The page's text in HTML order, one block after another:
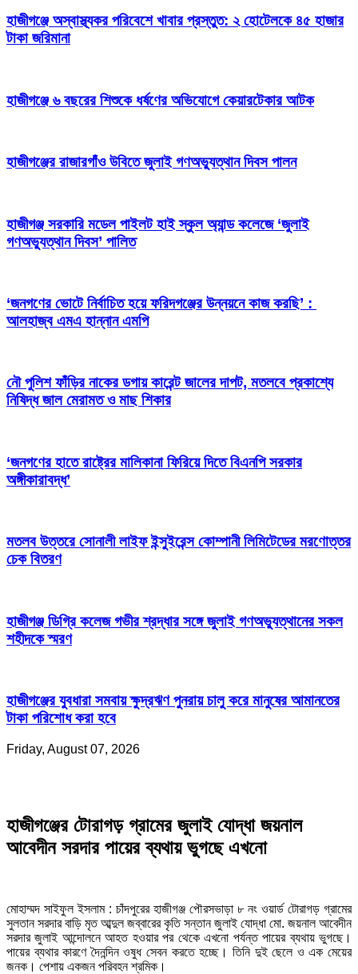
হাজীগঞ্জে অস্বাস্থ্যকর পরিবেশে খাবার প্রস্তুত: ২ হোটেলকে ৪৫ হাজার
টাকা জরিমানা
হাজীগঞ্জে ৬ বছরের শিশুকে ধর্ষণের অভিযোগে কেয়ারটেকার আটক
হাজীগঞ্জের রাজারগাঁও উবিতে জুলাই গণঅভ্যুত্থান দিবস পালন
হাজীগঞ্জ সরকারি মডেল পাইলট হাই স্কুল অ্যান্ড কলেজে ‘জুলাই
গণঅভ্যুত্থান দিবস’ পালিত
‘জনগণের ভোটে নির্বাচিত হয়ে ফরিদগঞ্জের উন্নয়নে কাজ করছি’ :
আলহাজ্ব এমএ হান্নান এমপি
নৌ পুলিশ ফাঁড়ির নাকের ডগায় কারেন্ট জালের দাপট, মতলবে প্রকাশ্যে
নিষিদ্ধ জাল মেরামত ও মাছ শিকার
‘জনগণের হাতে রাষ্ট্রের মালিকানা ফিরিয়ে দিতে বিএনপি সরকার
অঙ্গীকারাবদ্ধ’
মতলব উত্তরে সোনালী লাইফ ইন্সুইরেন্স কোম্পানী লিমিটেডের মরণোত্তর
চেক বিতরণ
হাজীগঞ্জ ডিগ্রি কলেজ গভীর শ্রদ্ধার সঙ্গে জুলাই গণঅভ্যুত্থানের সকল
শহীদকে স্মরণ
হাজীগঞ্জের যুবধারা সমবায় ক্ষুদ্রঋণ পুনরায় চালু করে মানুষের আমানতের
টাকা পরিশোধ করা হবে
Friday, August 07, 2026
হাজীগঞ্জের টোরাগড় গ্রামের জুলাই যোদ্ধা জয়নাল
আবেদীন সরদার পায়ের ব্যথায় ভুগছে এখনো
মোহাম্মদ সাইফুল ইসলাম : চাঁদপুরের হাজীগঞ্জ পৌরসভাড়া ৮ নং ওয়ার্ড টোরাগড় গ্রামের
সুলতান সরদার বাড়ি মৃত আব্দুল জব্বারের কৃতি সন্তান জুলাই যোদ্ধা মো. জয়নাল আবেদীন
সরদার জুলাই আন্দোলনে আহত হওয়ার পর থেকে এখনো পর্যন্ত পায়ের ব্যথায় ভুগছে।
পায়ের ব্যথার কারণে দৈনন্দিন ওষুধ সেবন করতে হচ্ছে। তিনি দুই ছেলে ও এক মেয়ের
জনক। পেশায় একজন পরিবহন শ্রমিক।